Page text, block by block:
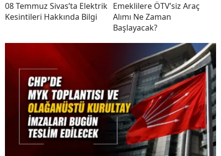
08 Temmuz Sivas’ta Elektrik
Kesintileri Hakkında Bilgi
Emeklilere ÖTV’siz Araç
Alımı Ne Zaman
Başlayacak?